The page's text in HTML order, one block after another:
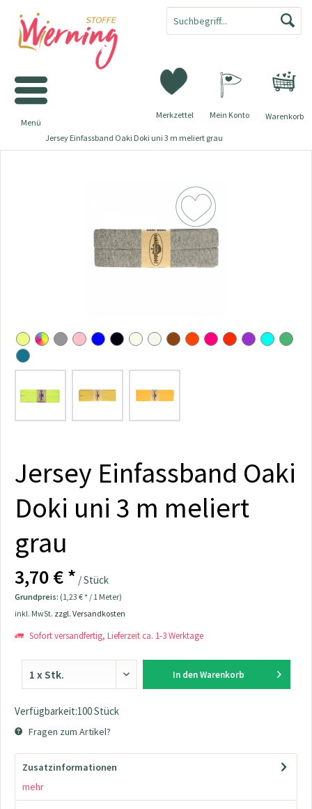
Warenkorb
Merkzettel Mein Konto
Menü
Jersey Einfassband Oaki Doki uni 3 m meliert grau
Jersey Einfassband Oaki
Doki uni 3 m meliert
grau
3,70 € * / Stück
Grundpreis: (1,23 € * / 1 Meter)
inkl. MwSt. zzgl. Versandkosten
Sofort versandfertig, Lieferzeit ca. 1-3 Werktage
In den Warenkorb
Verfügbarkeit:100 Stück
Fragen zum Artikel?
Zusatzinformationen
mehr